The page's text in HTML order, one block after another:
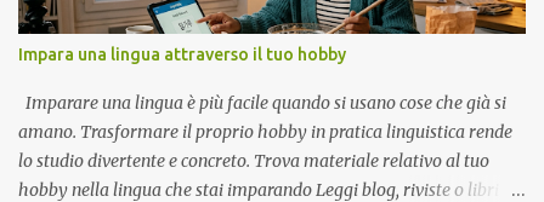
insegnando a oltre 30.000 studenti le lingue indonesiana,
thailandese, malese, birmana e vietnamita. Questi corsi ora
includono anche il vocabolario professionale per il mondo degli
affari e del commercio. Domanda del mercato del lavoro Le
offerte di lavoro a Taiwan mostrano una chia...
Impara una lingua attraverso il tuo hobby
Imparare una lingua è più facile quando si usano cose che già si
amano. Trasformare il proprio hobby in pratica linguistica rende
lo studio divertente e concreto. Trova materiale relativo al tuo
hobby nella lingua che stai imparando Leggi blog, riviste o libri